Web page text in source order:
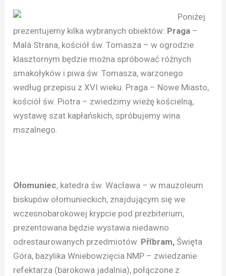
Poniżej
prezentujemy kilka wybranych obiektów: Praga –
Malá Strana, kościół św. Tomasza – w ogrodzie
klasztornym będzie można spróbować różnych
smakołyków i piwa św. Tomasza, warzonego
według przepisu z XVI wieku. Praga – Nowe Miasto,
kościół św. Piotra – zwiedzimy wieżę kościelną,
wystawę szat kapłańskich, spróbujemy wina
mszalnego.
Ołomuniec, katedra św. Wacława – w mauzoleum
biskupów ołomunieckich, znajdującym się we
wczesnobarokowej krypcie pod prezbiterium,
prezentowana będzie wystawa niedawno
odrestaurowanych przedmiotów. Příbram, Święta
Góra, bazylika Wniebowzięcia NMP – zwiedzanie
refektarza (barokowa jadalnia), połączone z